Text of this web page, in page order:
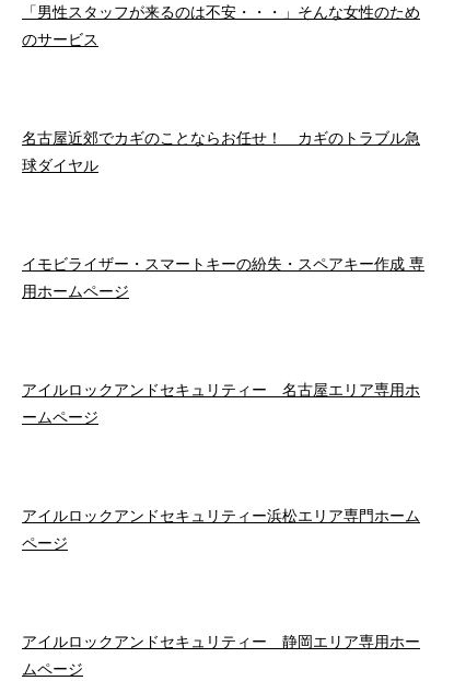
「男性スタッフが来るのは不安・・・」そんな女性のため
のサービス
名古屋近郊でカギのことならお任せ！ カギのトラブル急
球ダイヤル
イモビライザー・スマートキーの紛失・スペアキー作成 専
用ホームページ
アイルロックアンドセキュリティー 名古屋エリア専用ホ
ームページ
アイルロックアンドセキュリティー浜松エリア専門ホーム
ページ
アイルロックアンドセキュリティー 静岡エリア専用ホー
ムページ